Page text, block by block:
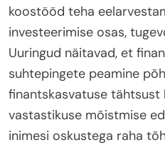
koostööd teha
investeerimise osas,
Uuringud näitavad, et
suhtepingete peamine
finantskasvatuse tähtsust
vastastikuse mõistmise
inimesi oskustega raha